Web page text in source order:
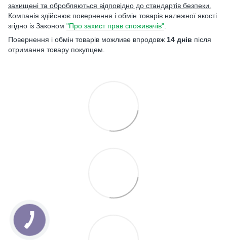
захищені та обробляються відповідно до стандартів безпеки.
Компанія здійснює повернення і обмін товарів належної якості
згідно із Законом "Про захист прав споживачів"
Повернення і обмін товарів можливе впродовж 14 днів після
отримання товару покупцем.